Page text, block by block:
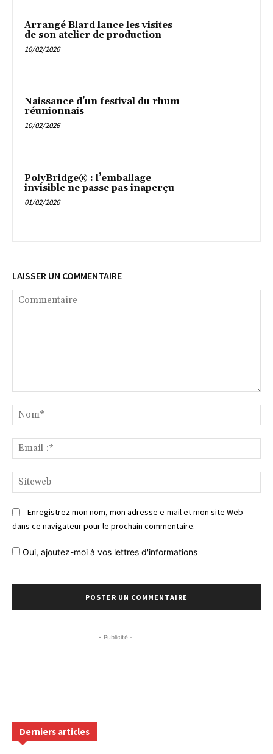
Arrangé Blard lance les visites
de son atelier de production
10/02/2026
Naissance d’un festival du rhum
réunionnais
10/02/2026
PolyBridge® : l’emballage
invisible ne passe pas inaperçu
01/02/2026
LAISSER UN COMMENTAIRE
:*
Enregistrez mon nom, mon adresse e-mail et mon site Web
dans ce navigateur pour le prochain commentaire.
Oui, ajoutez-moi à vos lettres d'informations
- Publicité -
Derniers articles